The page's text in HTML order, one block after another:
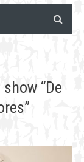
“De